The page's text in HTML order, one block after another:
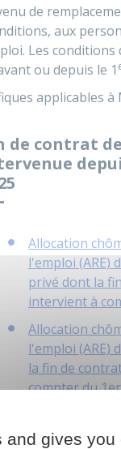
de
aux
Les
ou depuis le 1
applicables à
de contrat
Allocation
l'emploi (ARE)
privé dont la
intervient à
Allocation
l'emploi (ARE)
la fin de
compter du
gives